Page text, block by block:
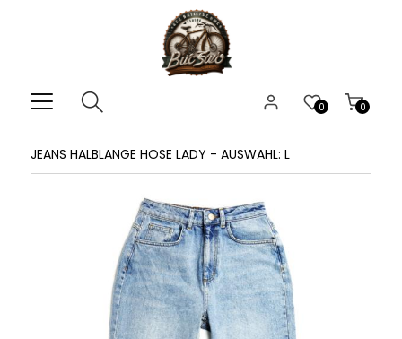
0
0
JEANS HALBLANGE HOSE LADY - AUSWAHL: L